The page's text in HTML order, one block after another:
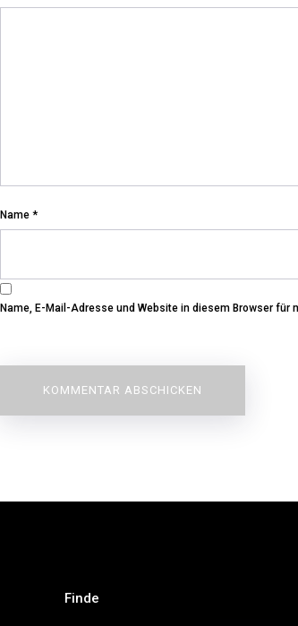
Name *
Name, E-Mail-Adresse und Website in diesem Browser für
Finde